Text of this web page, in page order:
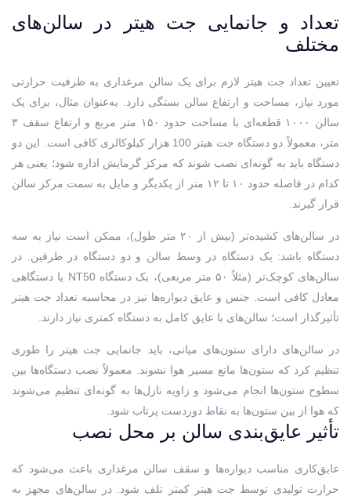
تعداد و جانمایی جت هیتر در سالن‌های
مختلف
تعیین تعداد جت هیتر لازم برای یک سالن مرغداری به ظرفیت حرارتی
مورد نیاز، مساحت و ارتفاع سالن بستگی دارد. به‌عنوان مثال، برای یک
سالن ۱۰۰۰ قطعه‌ای با مساحت حدود ۱۵۰ متر مربع و ارتفاع سقف ۳
متر، معمولاً دو دستگاه جت هیتر 100 هزار کیلوکالری کافی است. این دو
دستگاه باید به گونه‌ای نصب شوند که مرکز گرمایش اداره شود؛ یعنی هر
کدام در فاصله حدود ۱۰ تا ۱۲ متر از یکدیگر و مایل به سمت مرکز سالن
قرار گیرند.
در سالن‌های کشیده‌تر (بیش از ۲۰ متر طول)، ممکن است نیاز به سه
دستگاه باشد: یک دستگاه در وسط سالن و دو دستگاه در طرفین. در
سالن‌های کوچک‌تر (مثلاً ۵۰ متر مربعی)، یک دستگاه NT50 یا دستگاهی
معادل کافی است. جنس و عایق دیواره‌ها نیز در محاسبه تعداد جت هیتر
تأثیرگذار است؛ سالن‌های با عایق کامل به دستگاه کمتری نیاز دارند.
در سالن‌های دارای ستون‌های میانی، باید جانمایی جت هیتر را طوری
تنظیم کرد که ستون‌ها مانع مسیر هوا نشوند. معمولاً نصب دستگاه‌ها بین
سطوح ستون‌ها انجام می‌شود و زاویه نازل‌ها به گونه‌ای تنظیم می‌شوند
که هوا از بین ستون‌ها به نقاط دوردست پرتاب شود.
تأثیر عایق‌بندی سالن بر محل نصب
عایق‌کاری مناسب دیواره‌ها و سقف سالن مرغداری باعث می‌شود که
حرارت تولیدی توسط جت هیتر کمتر تلف شود. در سالن‌های مجهز به